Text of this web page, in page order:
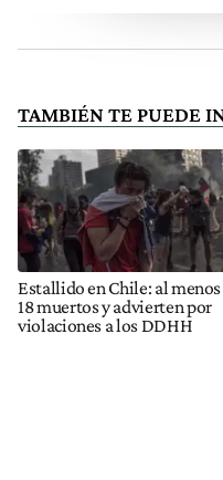
TAMBIÉN TE PUEDE
Estallido en Chile: al menos
18 muertos y advierten por
violaciones a los DDHH